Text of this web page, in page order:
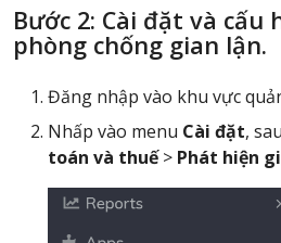
Bước 2: Cài đặt và cấu
phòng chống gian lận.
Đăng nhập vào khu vực
Nhấp vào menu Cài đặt,
toán và thuế> Phát hiện